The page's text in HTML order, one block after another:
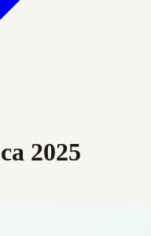
2025